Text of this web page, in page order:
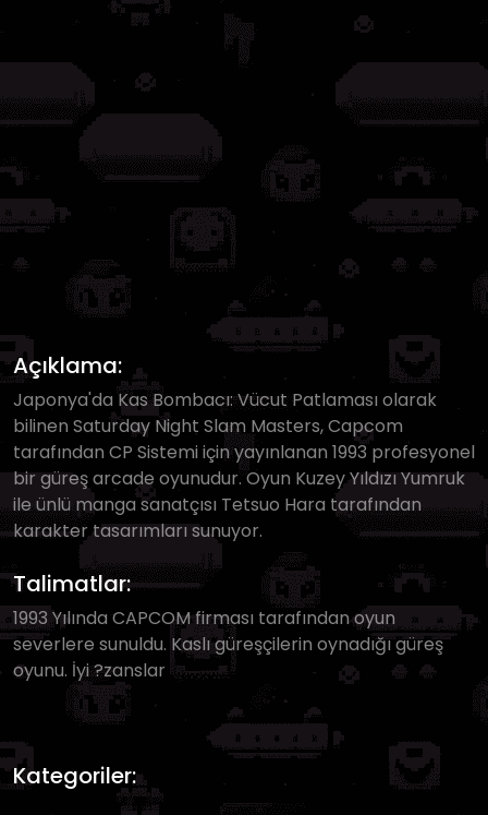
Açıklama:
Japonya'da Kas Bombacı: Vücut Patlaması olarak
bilinen Saturday Night Slam Masters, Capcom
tarafından CP Sistemi için yayınlanan 1993 profesyonel
bir güreş arcade oyunudur. Oyun Kuzey Yıldızı Yumruk
ile ünlü manga sanatçısı Tetsuo Hara tarafından
karakter tasarımları sunuyor.
Talimatlar:
1993 Yılında CAPCOM firması tarafından oyun
severlere sunuldu. Kaslı güreşçilerin oynadığı güreş
oyunu. İyi ?zanslar
Kategoriler: